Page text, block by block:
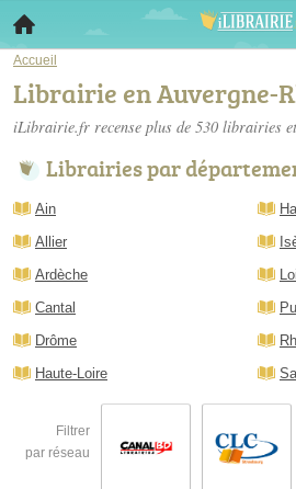
Accueil
Librairie en Auvergne-
iLibrairie.fr recense plus de 530 librairies
Librairies par
Ain
Allier
Ardèche
Cantal
Drôme
Haute-Loire
Filtrer
par réseau